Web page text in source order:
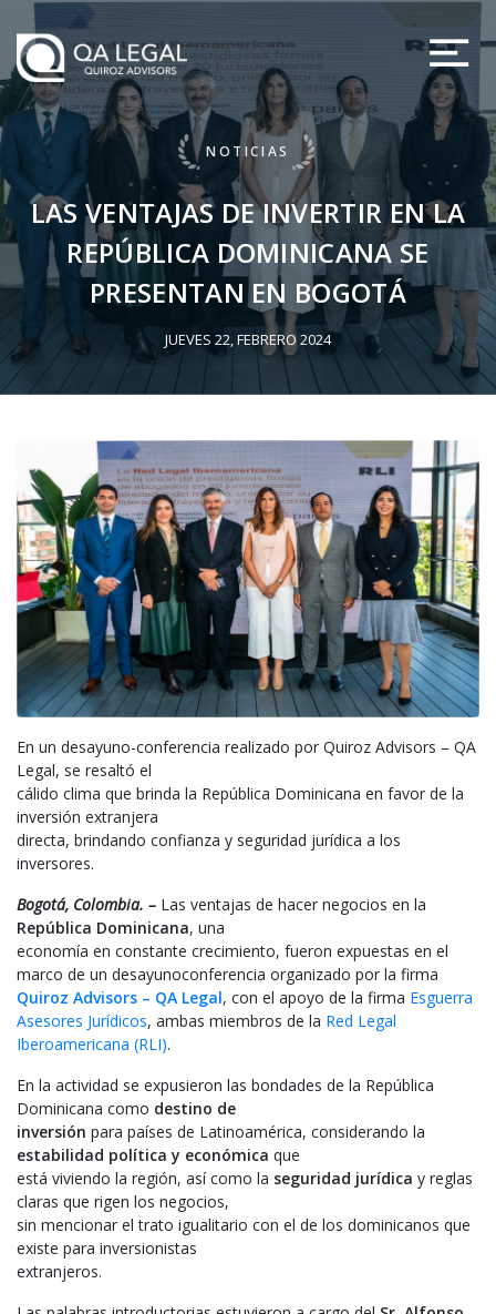
NOTICIAS
LAS VENTAJAS DE INVERTIR EN LA
REPÚBLICA DOMINICANA SE
PRESENTAN EN BOGOTÁ
JUEVES 22, FEBRERO 2024
En un desayuno-conferencia realizado por Quiroz Advisors – QA
Legal, se resaltó el
cálido clima que brinda la República Dominicana en favor de la
inversión extranjera
directa, brindando confianza y seguridad jurídica a los
inversores.
Bogotá, Colombia. – Las ventajas de hacer negocios en la
República Dominicana, una
economía en constante crecimiento, fueron expuestas en el
marco de un desayunoconferencia organizado por la firma
Quiroz Advisors – QA Legal, con el apoyo de la firma Esguerra
Asesores Jurídicos, ambas miembros de la Red Legal
Iberoamericana (RLI).
En la actividad se expusieron las bondades de la República
Dominicana como destino de
inversión para países de Latinoamérica, considerando la
estabilidad política y económica que
está viviendo la región, así como la seguridad jurídica y reglas
claras que rigen los negocios,
sin mencionar el trato igualitario con el de los dominicanos que
existe para inversionistas
extranjeros.